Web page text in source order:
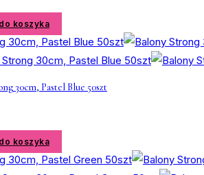
koszyka
30cm, Pastel Blue 50szt
koszyka